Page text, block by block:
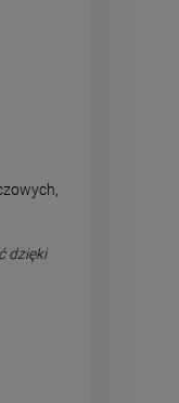
dzięki